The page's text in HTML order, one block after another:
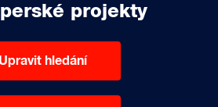
projekty
Upravit hledání